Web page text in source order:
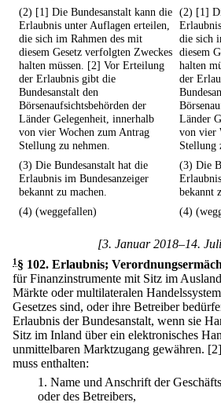
(2) [1] Die Bundesanstalt kann die
Erlaubnis unter Auflagen erteilen,
die sich im Rahmen des mit
diesem Gesetz verfolgten Zweckes
halten müssen. [2] Vor Erteilung
der Erlaubnis gibt die
Bundesanstalt den
Börsenaufsichtsbehörden der
Länder Gelegenheit, innerhalb
von vier Wochen zum Antrag
Stellung zu nehmen.
(2) [1]
die sich
diesem
halten
der
Länder
von vier
Stellung
(3) Die Bundesanstalt hat die
Erlaubnis im Bundesanzeiger
bekannt zu machen.
(3) Die
bekannt
(4) (weggefallen)
(4)
[3. Januar 2018–14.
1§ 102. Erlaubnis;
für Finanzinstrumente mit Sitz im
Märkte oder multilateralen
Gesetzes sind, oder ihre Betreiber
Erlaubnis der Bundesanstalt, wenn sie
Sitz im Inland über ein elektronisches
unmittelbaren Marktzugang gewähren.
muss enthalten:
1. Name und Anschrift der
oder des Betreibers,